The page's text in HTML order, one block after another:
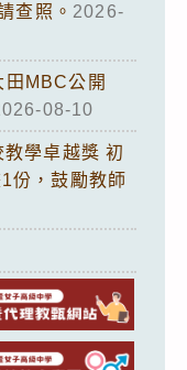
查照。 2026-
田MBC公開
08-10
教學卓越獎 初
份，鼓勵教師